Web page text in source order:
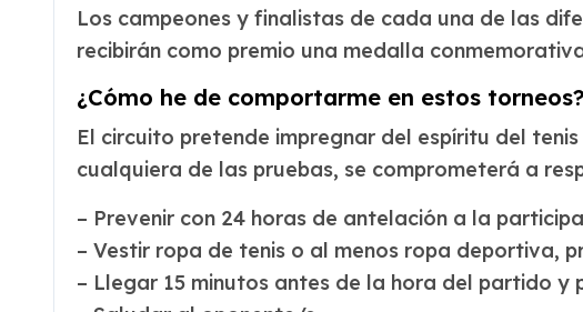
Los campeones y finalistas de cada una de las
recibirán como premio una medalla
¿Cómo he de comportarme en estos torneos?
El circuito pretende impregnar del espíritu del
cualquiera de las pruebas, se comprometerá a
– Prevenir con 24 horas de antelación a la
– Vestir ropa de tenis o al menos ropa deportiva,
– Llegar 15 minutos antes de la hora del partido